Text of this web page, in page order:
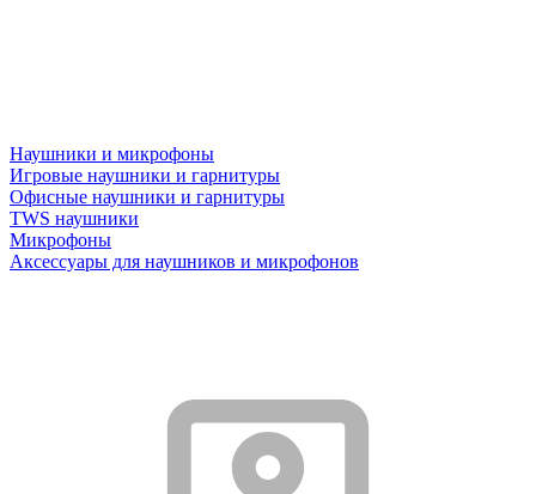
Наушники и микрофоны
Игровые наушники и гарнитуры
Офисные наушники и гарнитуры
TWS наушники
Микрофоны
Аксессуары для наушников и микрофонов